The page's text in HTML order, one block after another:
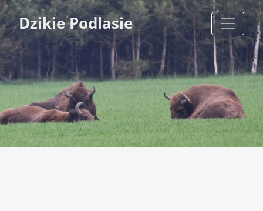
Dzikie Podlasie